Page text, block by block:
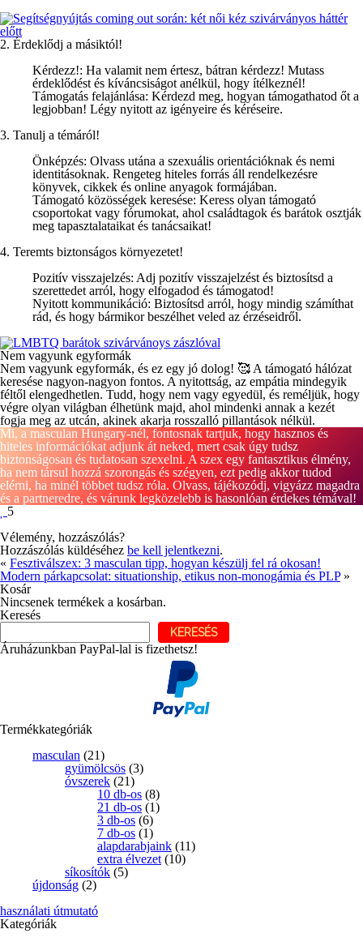
2. Érdeklődj a másiktól!
Kérdezz!: Ha valamit nem értesz, bátran kérdezz! Mutass
érdeklődést és kíváncsiságot anélkül, hogy ítélkeznél!
Támogatás felajánlása: Kérdezd meg, hogyan támogathatod őt a
legjobban! Légy nyitott az igényeire és kéréseire.
3. Tanulj a témáról!
Önképzés: Olvass utána a szexuális orientációknak és nemi
identitásoknak. Rengeteg hiteles forrás áll rendelkezésre
könyvek, cikkek és online anyagok formájában.
Támogató közösségek keresése: Keress olyan támogató
csoportokat vagy fórumokat, ahol családtagok és barátok osztják
meg tapasztalataikat és tanácsaikat!
4. Teremts biztonságos környezetet!
Pozitív visszajelzés: Adj pozitív visszajelzést és biztosítsd a
szerettedet arról, hogy elfogadod és támogatod!
Nyitott kommunikáció: Biztosítsd arról, hogy mindig számíthat
rád, és hogy bármikor beszélhet veled az érzéseidről.
Nem vagyunk egyformák
Nem vagyunk egyformák, és ez egy jó dolog! 🥰️ A támogató hálózat
keresése nagyon-nagyon fontos. A nyitottság, az empátia mindegyik
féltől elengedhetlen. Tudd, hogy nem vagy egyedül, és reméljük, hogy
végre olyan világban élhetünk majd, ahol mindenki annak a kezét
fogja meg az utcán, akinek akarja rosszalló pillantások nélkül.
Mi, a masculan Hungary-nél, fontosnak tartjuk, hogy hasznos és
hiteles információkat adjunk át neked, mert csak úgy tudsz
biztonságosan és tudatosan szexelni. A szex egy fantasztikus élmény,
ha nem társul hozzá szorongás és szégyen, ezt pedig akkor tudod
elérni, ha minél többet tudsz róla. Olvass, tájékozódj, vigyázz magadra
és a partneredre, és várunk legközelebb is hasonlóan érdekes témával!
5
Vélemény, hozzászólás?
Hozzászólás küldéséhez be kell jelentkezni.
« Fesztiválszex: 3 masculan tipp, hogyan készülj fel rá okosan!
Modern párkapcsolat: situationship, etikus non-monogámia és PLP»
Kosár
Nincsenek termékek a kosárban.
Keresés
KERESÉS
Áruházunkban PayPal-lal is fizethetsz!
Termékkategóriák
masculan (21)
gyümölcsös (3)
óvszerek (21)
10 db-os (8)
21 db-os (1)
3 db-os (6)
7 db-os (1)
alapdarabjaink (11)
extra élvezet (10)
síkosítók (5)
újdonság (2)
használati útmutató
Kategóriák